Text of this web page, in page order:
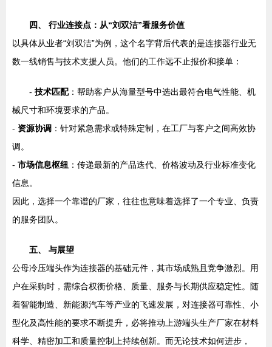
四、 行业连接点：从“刘双洁”看服务价值
以具体从业者“刘双洁”为例，这个名字背后代表的是连接器行业无
数一线销售与技术支援人员。他们的工作远不止报价和接单：
- 技术匹配：帮助客户从海量型号中选出最符合电气性能、机
械尺寸和环境要求的产品。
- 资源协调 ：针对紧急需求或特殊定制，在工厂与客户之间高效协
调。
- 市场信息枢纽 ：传递最新的产品迭代、价格波动及行业标准变化
信息。
因此，选择一个靠谱的厂家，往往也意味着选择了一个专业、负责
的服务团队。
五、 与展望
公母冷压端头作为连接器的基础元件，其市场成熟且竞争激烈。用
户在采购时，需综合权衡价格、质量、服务与长期供应稳定性。随
着智能制造、新能源汽车等产业的飞速发展，对连接器可靠性、小
型化及高性能的要求不断提升，必将推动上游端头生产厂家在材料
科学、精密加工和质量控制上持续创新。而无论技术如何进步，